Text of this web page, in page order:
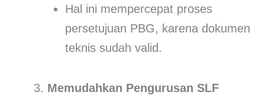
Hal ini mempercepat proses
persetujuan PBG, karena dokumen
teknis sudah valid.
Memudahkan Pengurusan SLF